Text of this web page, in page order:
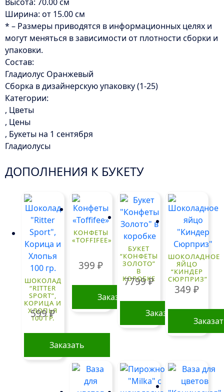
Ширина: от 15.00 см
* – Размеры приводятся в информационных целях и
могут меняться в зависимости от плотности сборки и
упаковки.
Состав:
Гладиолус Оранжевый
Сборка в дизайнерскую упаковку (1-25)
Категории:
, Цветы
, Цены
, Букеты на 1 сентября
Гладиолусы
ДОПОЛНЕНИЯ К БУКЕТУ
ШОКОЛАД
“RITTER
SPORT”,
КОРИЦА И
ХЛОПЬЯ
100 ГР.
599₽
Заказать
КОНФЕТЫ
«TOFFIFEE»
399₽
Заказать
БУКЕТ
“КОНФЕТЫ
ЗОЛОТО”
В
КОРОБКЕ
7799₽
Заказать
ШОКОЛАДНОЕ
ЯЙЦО
“КИНДЕР
СЮРПРИЗ”
349₽